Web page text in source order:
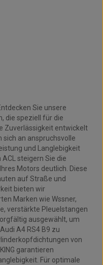
Sie unsere
die speziell für die
Zuverlässigkeit entwickelt
an anspruchsvolle
und Langlebigkeit
steigern Sie die
Motors deutlich. Diese
auf Straße und
bieten wir
Marken wie Wssner,
verstärkte Pleuelstangen
ausgewählt, um
A4 RS4 B9 zu
von
garantieren
Für optimale